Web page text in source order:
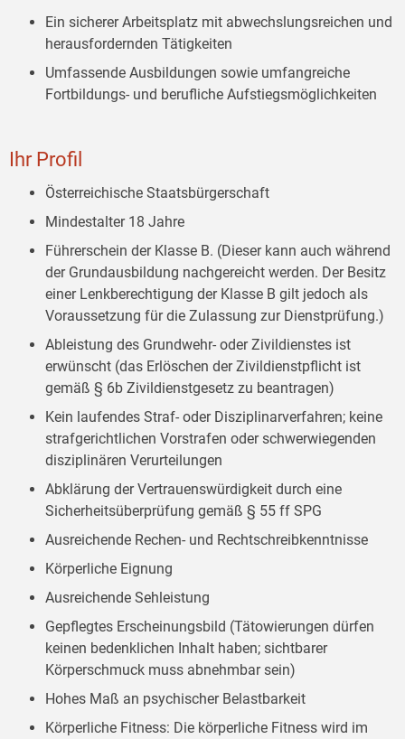
Ein sicherer Arbeitsplatz mit abwechslungsreichen und
herausfordernden Tätigkeiten
Umfassende Ausbildungen sowie umfangreiche
Fortbildungs- und berufliche Aufstiegsmöglichkeiten
Ihr Profil
Österreichische Staatsbürgerschaft
Mindestalter 18 Jahre
Führerschein der Klasse B. (Dieser kann auch während
der Grundausbildung nachgereicht werden. Der Besitz
einer Lenkberechtigung der Klasse B gilt jedoch als
Voraussetzung für die Zulassung zur Dienstprüfung.)
Ableistung des Grundwehr- oder Zivildienstes ist
erwünscht (das Erlöschen der Zivildienstpflicht ist
gemäß § 6b Zivildienstgesetz zu beantragen)
Kein laufendes Straf- oder Disziplinarverfahren; keine
strafgerichtlichen Vorstrafen oder schwerwiegenden
disziplinären Verurteilungen
Abklärung der Vertrauenswürdigkeit durch eine
Sicherheitsüberprüfung gemäß § 55 ff SPG
Ausreichende Rechen- und Rechtschreibkenntnisse
Körperliche Eignung
Ausreichende Sehleistung
Gepflegtes Erscheinungsbild (Tätowierungen dürfen
keinen bedenklichen Inhalt haben; sichtbarer
Körperschmuck muss abnehmbar sein)
Hohes Maß an psychischer Belastbarkeit
Körperliche Fitness: Die körperliche Fitness wird im